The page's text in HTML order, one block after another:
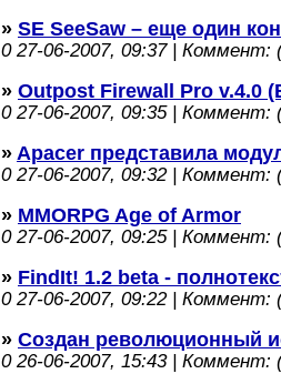
» SE SeeSaw – еще один
027-06-2007, 09:37 | Коммент:
» Outpost Firewall Pro v.4.0
027-06-2007, 09:35 | Коммент:
» Apacer представила
027-06-2007, 09:32 | Коммент:
» MMORPG Age of Armor
027-06-2007, 09:25 | Коммент:
» FindIt! 1.2 beta -
027-06-2007, 09:22 | Коммент:
» Создан революционный
026-06-2007, 15:43 | Коммент: